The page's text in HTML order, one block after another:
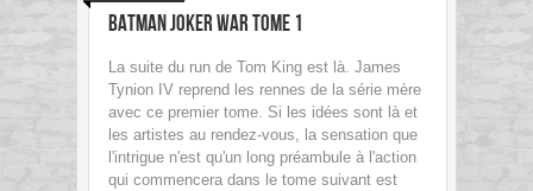
Batman Joker War Tome 1
La suite du run de Tom King est là. James
Tynion IV reprend les rennes de la série mère
avec ce premier tome. Si les idées sont là et
les artistes au rendez-vous, la sensation que
l'intrigue n'est qu'un long préambule à l'action
qui commencera dans le tome suivant est